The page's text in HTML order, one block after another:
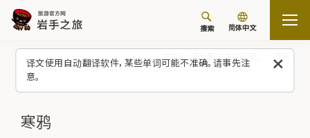
译文使用自动翻译软件，某些单词可能不准确。请事先注
意。
搜索 简体中文
寒鸦